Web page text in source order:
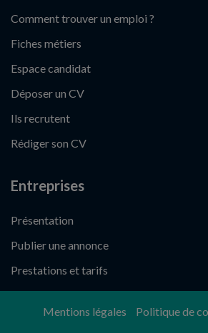
Comment trouver un emploi ?
Fiches métiers
Espace candidat
Déposer un CV
Ils recrutent
Rédiger son CV
Entreprises
Présentation
Publier une annonce
Prestations et tarifs
Mentions légales Politique de